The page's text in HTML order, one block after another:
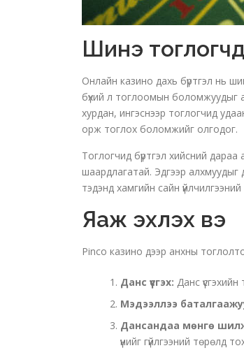
Шинэ
Онлайн казино дахь бүртгэл нь
бүхий л тоглоомын боломжуудыг
хурдан, ингэснээр тоглогчид
орж тоглох боломжийг олгодог.
Тоглогчид бүртгэл хийсний
шаардлагатай. Эдгээр
тэдэнд хамгийн сайн
Яаж эхлэх вэ
Pinco казино дээр анхны
Данс үүсгэх: Данс
Мэдээллээ
Дансандаа мөнгө
үүнийг гүйлгээний төрөлд